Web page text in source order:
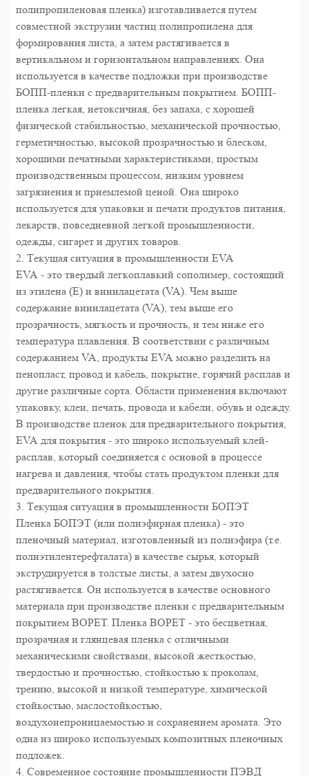
полипропиленовая пленка) изготавливается путем
совместной экструзии частиц полипропилена для
формирования листа, а затем растягивается в
вертикальном и горизонтальном направлениях. Она
используется в качестве подложки при производстве
БОПП-пленки с предварительным покрытием. БОПП-
пленка легкая, нетоксичная, без запаха, с хорошей
физической стабильностью, механической прочностью,
герметичностью, высокой прозрачностью и блеском,
хорошими печатными характеристиками, простым
производственным процессом, низким уровнем
загрязнения и приемлемой ценой. Она широко
используется для упаковки и печати продуктов питания,
лекарств, повседневной легкой промышленности,
одежды, сигарет и других товаров.
2. Текущая ситуация в промышленности EVA
EVA - это твердый легкоплавкий сополимер, состоящий
из этилена (E) и винилацетата (VA). Чем выше
содержание винилацетата (VA), тем выше его
прозрачность, мягкость и прочность, и тем ниже его
температура плавления. В соответствии с различным
содержанием VA, продукты EVA можно разделить на
пенопласт, провод и кабель, покрытие, горячий расплав и
другие различные сорта. Области применения включают
упаковку, клеи, печать, провода и кабели, обувь и одежду.
В производстве пленок для предварительного покрытия,
EVA для покрытия - это широко используемый клей-
расплав, который соединяется с основой в процессе
нагрева и давления, чтобы стать продуктом пленки для
предварительного покрытия.
3. Текущая ситуация в промышленности БОПЭТ
Пленка БОПЭТ (или полиэфирная пленка) - это
пленочный материал, изготовленный из полиэфира (т.е.
полиэтилентерефталата) в качестве сырья, который
экструдируется в толстые листы, а затем двухосно
растягивается. Он используется в качестве основного
материала при производстве пленки с предварительным
покрытием BOPET. Пленка BOPET - это бесцветная,
прозрачная и глянцевая пленка с отличными
механическими свойствами, высокой жесткостью,
твердостью и прочностью, стойкостью к проколам,
трению, высокой и низкой температуре, химической
стойкостью, маслостойкостью,
воздухонепроницаемостью и сохранением аромата. Это
одна из широко используемых композитных пленочных
подложек.
4. Современное состояние промышленности ПЭВД